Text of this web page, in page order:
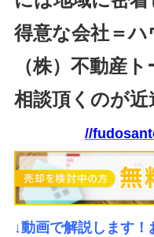
得意な会社＝
（株）不動産
相談頂くのが近
//
↓動画で解説します！